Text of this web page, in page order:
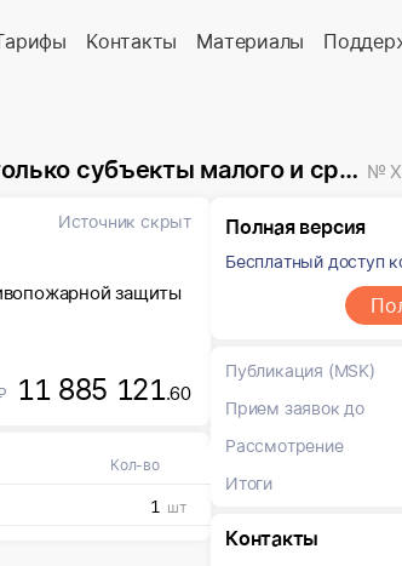
Контакты Материалы
и среднего предпринимательства
Источник скрыт
защиты
11 885 121.60
Кол-во
1 шт
Полная версия
Бесплатный доступ
Публикация (MSK)
Прием заявок до
Рассмотрение
Итоги
Контакты